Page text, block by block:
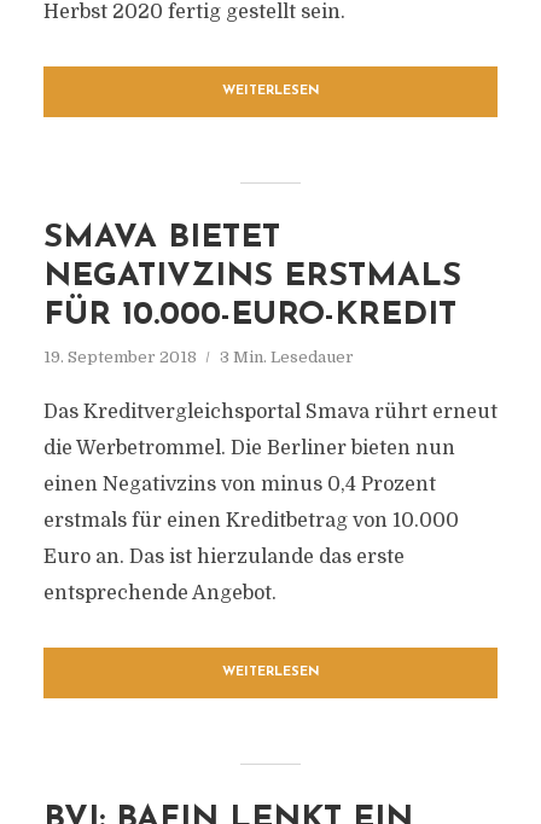
Herbst 2020 fertig gestellt sein.
WEITERLESEN
SMAVA BIETET
NEGATIVZINS ERSTMALS
FÜR 10.000-EURO-KREDIT
19. September 2018 3 Min. Lesedauer
Das Kreditvergleichsportal Smava rührt erneut
die Werbetrommel. Die Berliner bieten nun
einen Negativzins von minus 0,4 Prozent
erstmals für einen Kreditbetrag von 10.000
Euro an. Das ist hierzulande das erste
entsprechende Angebot.
WEITERLESEN